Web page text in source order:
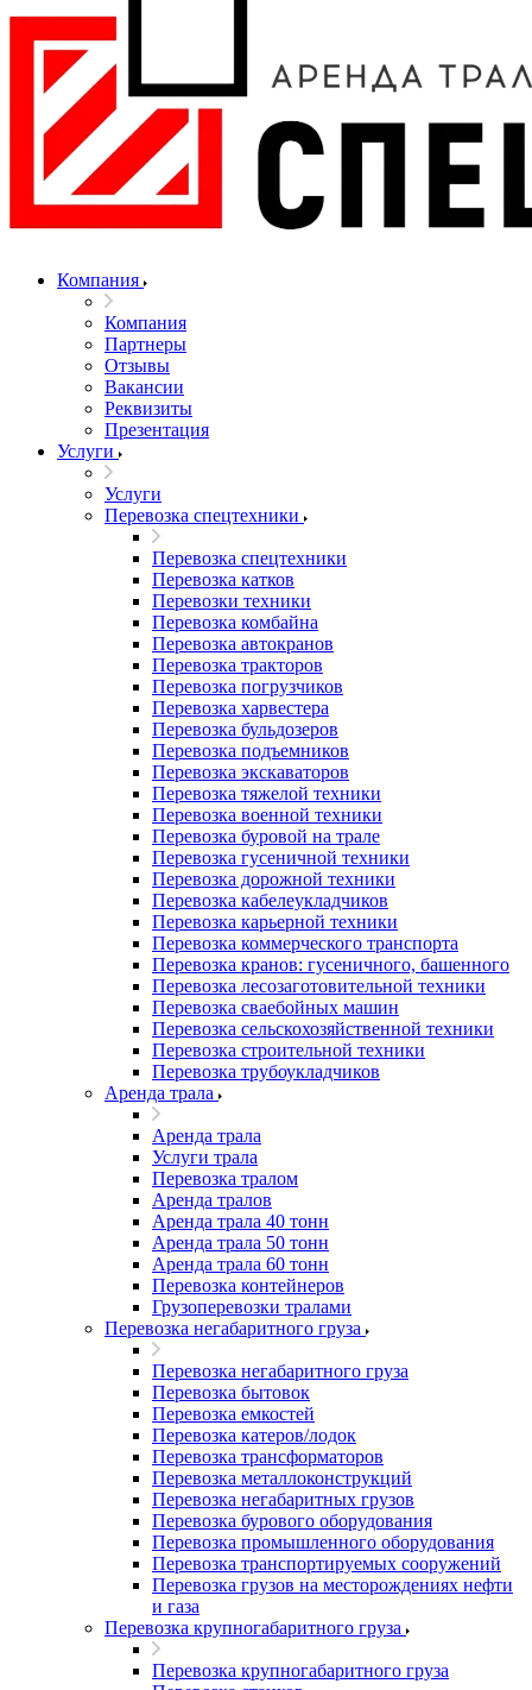
Компания
Компания
Партнеры
Отзывы
Вакансии
Реквизиты
Презентация
Услуги
Услуги
Перевозка спецтехники
Перевозка спецтехники
Перевозка катков
Перевозки техники
Перевозка комбайна
Перевозка автокранов
Перевозка тракторов
Перевозка погрузчиков
Перевозка харвестера
Перевозка бульдозеров
Перевозка подъемников
Перевозка экскаваторов
Перевозка тяжелой техники
Перевозка военной техники
Перевозка буровой на трале
Перевозка гусеничной техники
Перевозка дорожной техники
Перевозка кабелеукладчиков
Перевозка карьерной техники
Перевозка коммерческого транспорта
Перевозка кранов: гусеничного, башенного
Перевозка лесозаготовительной техники
Перевозка сваебойных машин
Перевозка сельскохозяйственной техники
Перевозка строительной техники
Перевозка трубоукладчиков
Аренда трала
Аренда трала
Услуги трала
Перевозка тралом
Аренда тралов
Аренда трала 40 тонн
Аренда трала 50 тонн
Аренда трала 60 тонн
Перевозка контейнеров
Грузоперевозки тралами
Перевозка негабаритного груза
Перевозка негабаритного груза
Перевозка бытовок
Перевозка емкостей
Перевозка катеров/лодок
Перевозка трансформаторов
Перевозка металлоконструкций
Перевозка негабаритных грузов
Перевозка бурового оборудования
Перевозка промышленного оборудования
Перевозка транспортируемых сооружений
Перевозка грузов на месторождениях нефти
и газа
Перевозка крупногабаритного груза
Перевозка крупногабаритного груза